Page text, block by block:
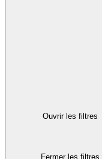
Ouvrir les filtres
Fermer les filtres